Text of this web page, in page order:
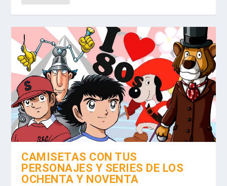
CAMISETAS CON TUS
PERSONAJES Y SERIES DE LOS
OCHENTA Y NOVENTA